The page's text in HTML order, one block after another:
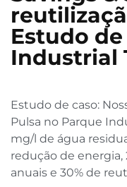
Estudo
Industrial
Estudo de caso:
Pulsa no Parque
mg/l de água
redução de
anuais e 30% de